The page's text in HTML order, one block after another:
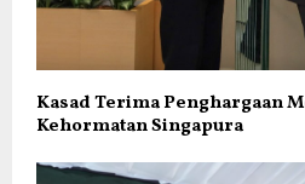
Kasad Terima Penghargaan
Kehormatan Singapura